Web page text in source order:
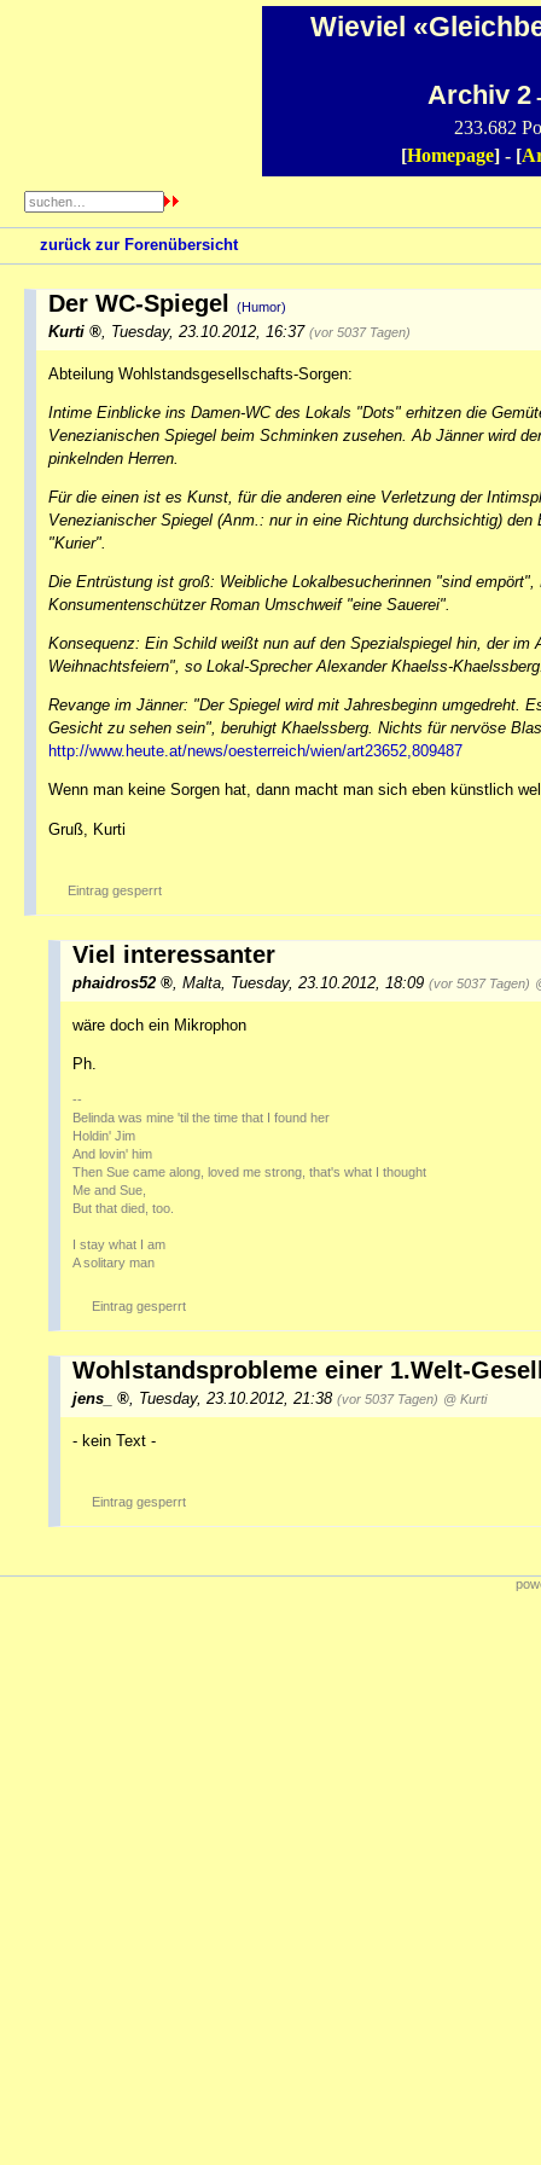
Wieviel
Archiv 2
233.682
[Homepage] - [
zurück zur Forenübersicht
Der WC-Spiegel (Humor)
Kurti Tuesday, 23.10.2012, 16:37 (vor 5037 Tagen)
Abteilung Wohlstandsgesellschafts-Sorgen:
Intime Einblicke ins Damen-WC des Lokals "Dots" erhitzen die
Venezianischen Spiegel beim Schminken zusehen. Ab Jänner wird
pinkelnden Herren.
Für die einen ist es Kunst, für die anderen eine Verletzung der
Venezianischer Spiegel (Anm.: nur in eine Richtung durchsichtig)
"Kurier".
Die Entrüstung ist groß: Weibliche Lokalbesucherinnen "sind
Konsumentenschützer Roman Umschweif "eine Sauerei".
Konsequenz: Ein Schild weißt nun auf den Spezialspiegel hin, der
Weihnachtsfeiern", so Lokal-Sprecher Alexander Khaelss-
Revange im Jänner: "Der Spiegel wird mit Jahresbeginn umgedreht.
Gesicht zu sehen sein", beruhigt Khaelssberg. Nichts für nervöse
http://www.heute.at/news/oesterreich/wien/art23652,809487
Wenn man keine Sorgen hat, dann macht man sich eben künstlich
Gruß, Kurti
Eintrag gesperrt
Viel interessanter
phaidros52 Malta Tuesday, 23.10.2012, 18:09 (vor 5037 Tagen)
wäre doch ein Mikrophon
Ph.
--
Belinda was mine 'til the time that I found her
Holdin' Jim
And lovin' him
Then Sue came along, loved me strong, that's what I thought
Me and Sue,
But that died, too.
I stay what I am
A solitary man
Eintrag gesperrt
Wohlstandsprobleme einer 1.Welt-
jens_ Tuesday, 23.10.2012, 21:38 (vor 5037 Tagen) @ Kurti
- kein Text -
Eintrag gesperrt